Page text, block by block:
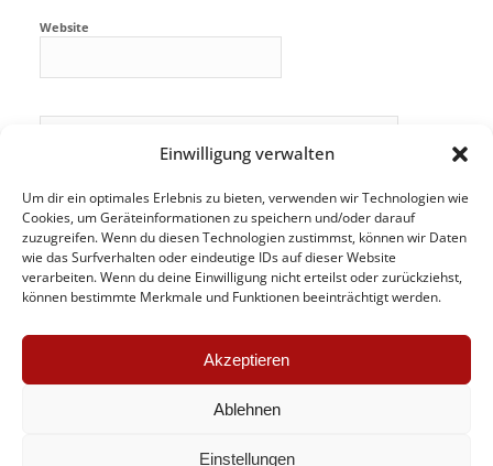
Einwilligung verwalten
Um dir ein optimales Erlebnis zu bieten, verwenden wir Technologien wie
Cookies, um Geräteinformationen zu speichern und/oder darauf
zuzugreifen. Wenn du diesen Technologien zustimmst, können wir Daten
wie das Surfverhalten oder eindeutige IDs auf dieser Website
verarbeiten. Wenn du deine Einwilligung nicht erteilst oder zurückziehst,
können bestimmte Merkmale und Funktionen beeinträchtigt werden.
Akzeptieren
Ablehnen
Einstellungen
Website